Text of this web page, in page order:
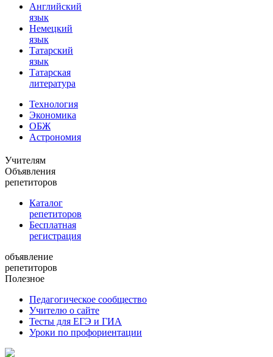
Английский
язык
Немецкий
язык
Татарский
язык
Татарская
литература
Технология
Экономика
ОБЖ
Астрономия
Учителям
Объявления
репетиторов
Каталог
репетиторов
Бесплатная
регистрация
объявление
репетиторов
Полезное
Педагогическое сообщество
Учителю о сайте
Тесты для ЕГЭ и ГИА
Уроки по профориентации